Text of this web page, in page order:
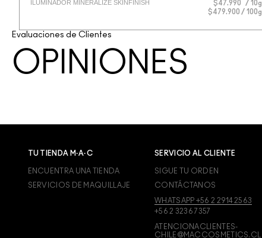
ILUMINADOR MINERALIZE SKINFINISH $47.990
10g
$479.900 / 100g
Evaluaciones de Clientes
OPINIONES
TU TIENDA M·A·C
ENCUENTRA UNA TIENDA
SERVICIOS DE MAQUILLAJE
SERVICIO AL CLIENTE
SIGUE TU ORDEN
CONTÁCTANOS
WHATSAPP +56 2 2914 2563
+56 2 3236 7357
ATENCIONACLIENTES-
CHILE@MACCOSMETICS.CL